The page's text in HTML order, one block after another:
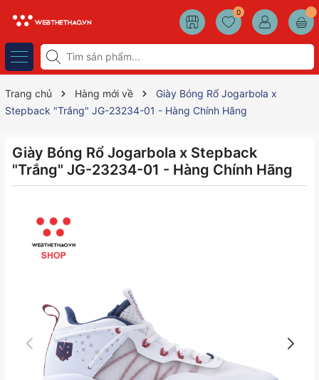
0
Trang chủ Hàng mới về
Giày Bóng Rổ Jogarbola x
Stepback "Trắng" JG-23234-01 - Hàng Chính Hãng
Giày Bóng Rổ Jogarbola x Stepback
"Trắng" JG-23234-01 - Hàng Chính Hãng